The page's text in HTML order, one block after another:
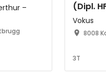
–
(Dipl.
Vokus
8008
3T